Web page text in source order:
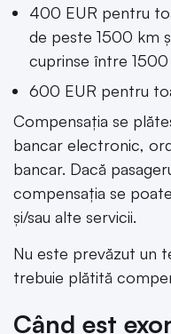
400 EUR pentru
de peste 1500 km
cuprinse între
600 EUR pentru
Compensaţia se
bancar electronic,
bancar. Dacă
compensaţia se
şi/sau alte servicii.
Nu este prevăzut un
trebuie plătită
Când est